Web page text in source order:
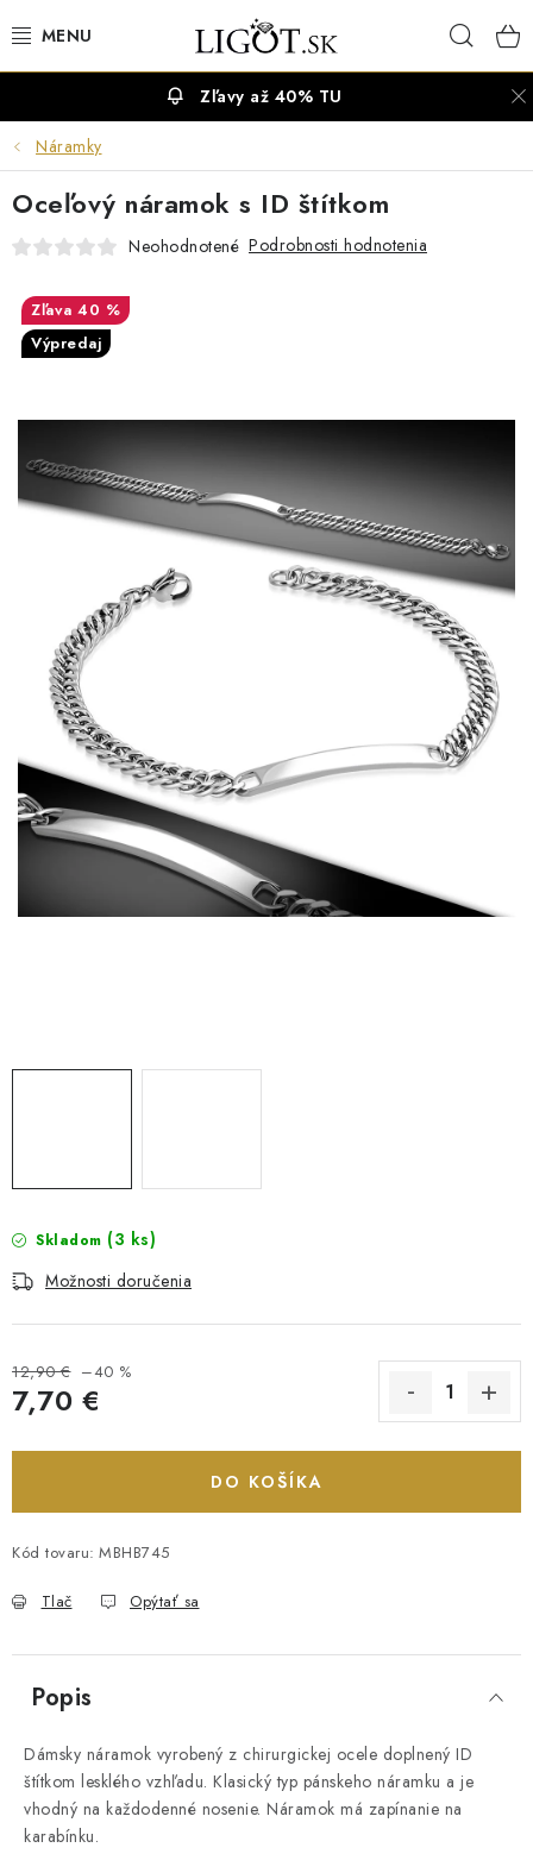
na
NÁUŠNICE
NÁHRDELNÍKY
PRSTENE
RETIAZKY
SETY ŠPERKOV
ŠPERKY
Doprava a platba
Kontakt
Obchodné podmienky
Ochrana súkromia
Zľavy až 40% TU
Náramky
Skladom (3 ks)
Možnosti doručenia
12,90 € –40 %
7,70 €
DO KOŠÍKA
Kód tovaru: MBHB745
Tlač Opýtať sa
Oceľový náramok s ID štítkom
Neohodnotené Podrobnosti hodnotenia
40 %
Výpredaj
Popis
Dámsky náramok vyrobený z chirurgickej ocele doplnený ID
štítkom lesklého vzhľadu. Klasický typ pánskeho náramku a je
vhodný na každodenné nosenie. Náramok má zapínanie na
karabínku.